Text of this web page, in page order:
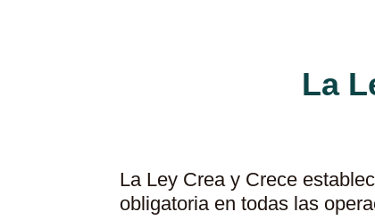
La
La Ley Crea y Crece
obligatoria en todas las